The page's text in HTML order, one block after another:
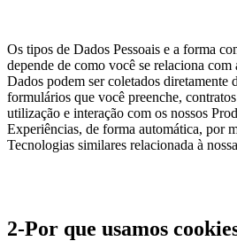
Os tipos de Dados Pessoais e a forma
depende de como você se relaciona com
Dados podem ser coletados diretamente
formulários que você preenche,
utilização e interação com os nossos
Experiências, de forma automática, por
Tecnologias similares relacionada à
2-Por que usamos